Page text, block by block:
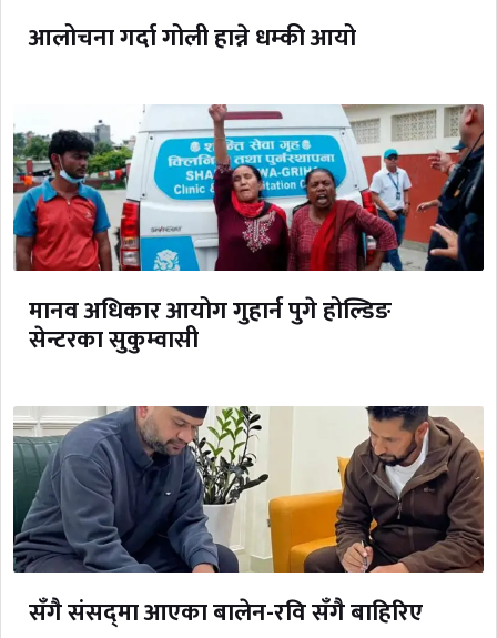
आलोचना गर्दा गोली हान्ने धम्की आयो
मानव अधिकार आयोग गुहार्न पुगे होल्डिङ
सेन्टरका सुकुम्वासी
सँगै संसद्‌मा आएका बालेन-रवि सँगै बाहिरिए